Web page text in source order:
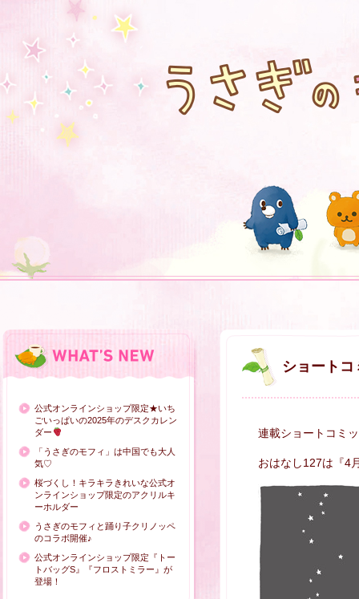
公式オンラインショップ限定★いち
ごいっぱいの2025年のデスクカレン
ダー
「うさぎのモフィ」は中国でも大人
気♡
桜づくし！キラキラきれいな公式オ
ンラインショップ限定のアクリルキ
ーホルダー
うさぎのモフィと踊り子クリノッペ
のコラボ開催♪
公式オンラインショップ限定『トー
トバッグS』『フロストミラー』が
登場！
ショート
連載ショートコミ
おはなし127は『4